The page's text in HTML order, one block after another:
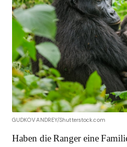
GUDKOV ANDREY/Shutterstock.com
Haben die Ranger eine